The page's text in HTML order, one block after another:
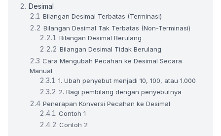
Desimal
Bilangan Desimal Terbatas (Terminasi)
Bilangan Desimal Tak Terbatas (Non-Terminasi)
Bilangan Desimal Berulang
Bilangan Desimal Tidak Berulang
Cara Mengubah Pecahan ke Desimal Secara
Manual
1. Ubah penyebut menjadi 10, 100, atau 1.000
2. Bagi pembilang dengan penyebutnya
Penerapan Konversi Pecahan ke Desimal
Contoh 1
Contoh 2